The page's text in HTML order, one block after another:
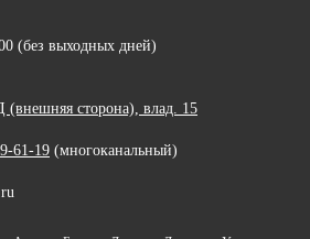
(без выходных дней)
сторона), влад. 15
61-19 (многоканальный)